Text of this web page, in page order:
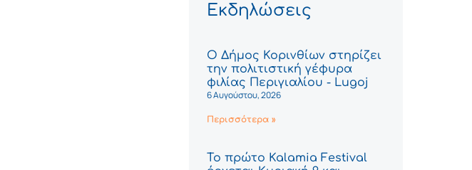
Εκδηλώσεις
Ο Δήμος Κορινθίων στηρίζει
την πολιτιστική γέφυρα
φιλίας Περιγιαλίου - Lugoj
6 Αυγούστου, 2026
Περισσότερα »
Το πρώτο Kalamia Festival